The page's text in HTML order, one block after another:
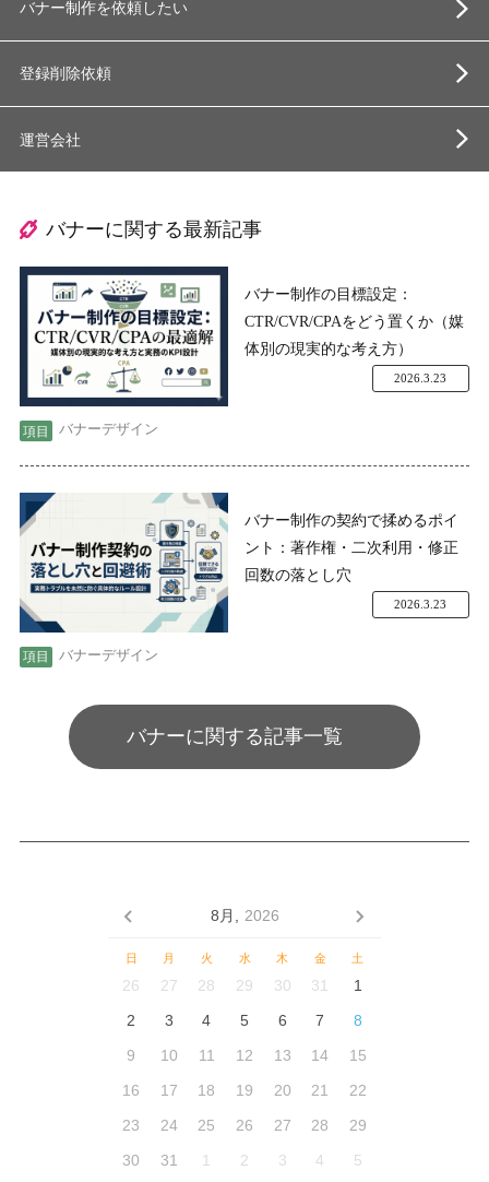
バナー制作を依頼したい
登録削除依頼
運営会社
バナーに関する最新記事
バナー制作の目標設定：
CTR/CVR/CPAをどう置くか（媒
体別の現実的な考え方）
バナーデザイン
2026.3.23
バナー制作の契約で揉めるポイ
ント：著作権・二次利用・修正
回数の落とし穴
バナーデザイン
2026.3.23
バナーに関する記事一覧
8月, 2026
日 月 火 水 木 金 土
26 27 28 29 30 31
1
2
3 4 5 6 7
8
9
10 11 12 13 14
15
16
17 18 19 20 21
22
23
24 25 26 27 28
29
30
31 1 2 3 4 5